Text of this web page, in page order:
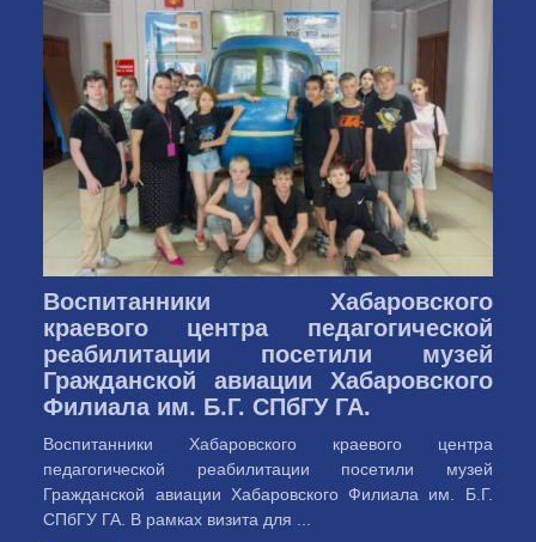
Воспитанники Хабаровского
краевого центра педагогической
реабилитации посетили музей
Гражданской авиации Хабаровского
Филиала им. Б.Г. СПбГУ ГА.
Воспитанники Хабаровского краевого центра
педагогической реабилитации посетили музей
Гражданской авиации Хабаровского Филиала им. Б.Г.
СПбГУ ГА. В рамках визита для ...